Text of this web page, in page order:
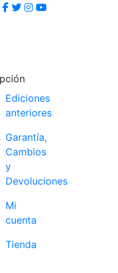
Ediciones
anteriores
Garantía,
Cambios
y
Devoluciones
Mi
cuenta
Tienda